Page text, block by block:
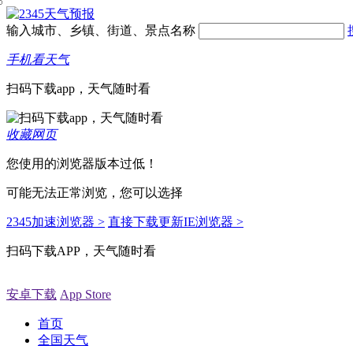
输入城市、乡镇、街道、景点名称
手机看天气
扫码下载app，天气随时看
收藏网页
您使用的浏览器版本过低！
可能无法正常浏览，您可以选择
2345加速浏览器 > 直接下载更新IE浏览器 >
扫码下载APP，天气随时看
安卓下载 App Store
首页
全国天气